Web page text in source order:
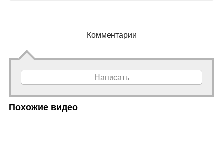
Комментарии
Написать
Похожие видео